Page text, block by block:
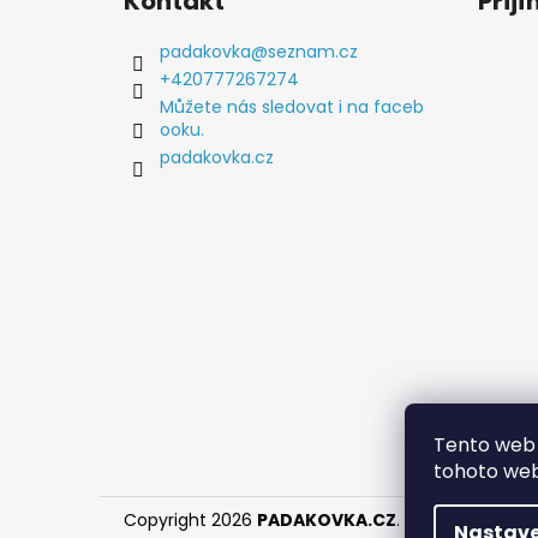
Tento
tohoto
padakovka@seznam.cz
+420777267274
Můžete nás sledovat i na faceb
ooku.
padakovka.cz
Copyright 2026 PADAKOVKA.CZ. Všechna práva